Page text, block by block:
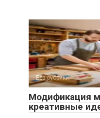
Без рубрики
Модификация
креативные